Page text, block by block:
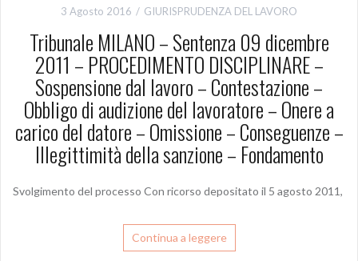
3 Agosto 2016 GIURISPRUDENZA DEL LAVORO
Tribunale MILANO – Sentenza 09 dicembre
2011 – PROCEDIMENTO DISCIPLINARE –
Sospensione dal lavoro – Contestazione –
Obbligo di audizione del lavoratore – Onere a
carico del datore – Omissione – Conseguenze –
Illegittimità della sanzione – Fondamento
Svolgimento del processo Con ricorso depositato il 5 agosto 2011,
Continua a leggere